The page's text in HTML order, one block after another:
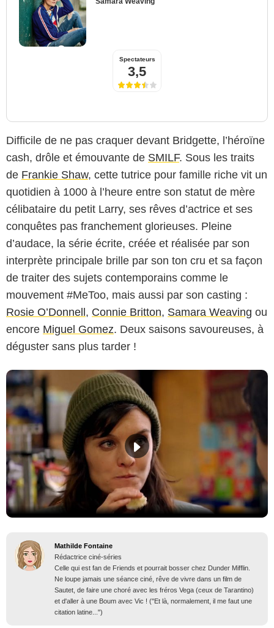
Spectateurs
3,5
Difficile de ne pas craquer devant Bridgette, l’héroïne
cash, drôle et émouvante de SMILF. Sous les traits
de Frankie Shaw, cette tutrice pour famille riche vit un
quotidien à 1000 à l’heure entre son statut de mère
célibataire du petit Larry, ses rêves d’actrice et ses
conquêtes pas franchement glorieuses. Pleine
d’audace, la série écrite, créée et réalisée par son
interprète principale brille par son ton cru et sa façon
de traiter des sujets contemporains comme le
mouvement #MeToo, mais aussi par son casting :
Rosie O’Donnell, Connie Britton, Samara Weaving ou
encore Miguel Gomez. Deux saisons savoureuses, à
déguster sans plus tarder !
Mathilde Fontaine
Rédactrice ciné-séries
Celle qui est fan de Friends et pourrait bosser chez Dunder Mifflin.
Ne loupe jamais une séance ciné, rêve de vivre dans un film de
Sautet, de faire une choré avec les fréros Vega (ceux de Tarantino)
et d'aller à une Boum avec Vic ! ("Et là, normalement, il me faut une
citation latine...")